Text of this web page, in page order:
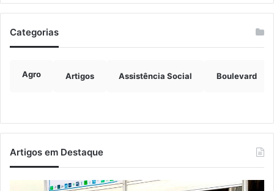
Categorias
Agro Artigos Assistência Social Boulevard
Artigos em Destaque